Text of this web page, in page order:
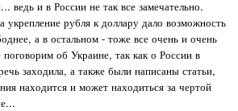
и в России не так все замечательно.
укрепление рубля к доллару дало возможность
а в остальном - тоже все очень и очень
об Украине, так как о России в
заходила, а также были написаны статьи,
находится и может находиться за чертой